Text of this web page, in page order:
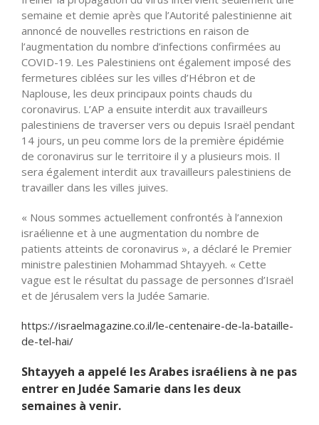
semaine et demie après que l’Autorité palestinienne ait
annoncé de nouvelles restrictions en raison de
l’augmentation du nombre d’infections confirmées au
COVID-19. Les Palestiniens ont également imposé des
fermetures ciblées sur les villes d’Hébron et de
Naplouse, les deux principaux points chauds du
coronavirus. L’AP a ensuite interdit aux travailleurs
palestiniens de traverser vers ou depuis Israël pendant
14 jours, un peu comme lors de la première épidémie
de coronavirus sur le territoire il y a plusieurs mois. Il
sera également interdit aux travailleurs palestiniens de
travailler dans les villes juives.
« Nous sommes actuellement confrontés à l’annexion
israélienne et à une augmentation du nombre de
patients atteints de coronavirus », a déclaré le Premier
ministre palestinien Mohammad Shtayyeh. « Cette
vague est le résultat du passage de personnes d’Israël
et de Jérusalem vers la Judée Samarie.
https://israelmagazine.co.il/le-centenaire-de-la-bataille-
de-tel-hai/
Shtayyeh a appelé les Arabes israéliens à ne pas
entrer en Judée Samarie dans les deux
semaines à venir.